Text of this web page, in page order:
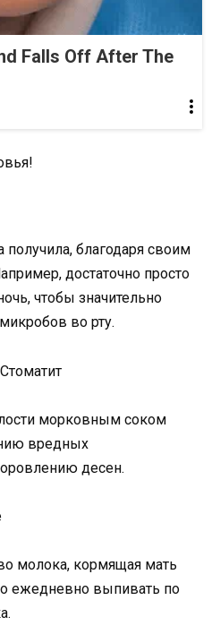
Falls Off After The
получила, благодаря своим
достаточно просто
чтобы значительно
во рту.
морковным соком
вредных
десен.
молока, кормящая мать
ежедневно выпивать по